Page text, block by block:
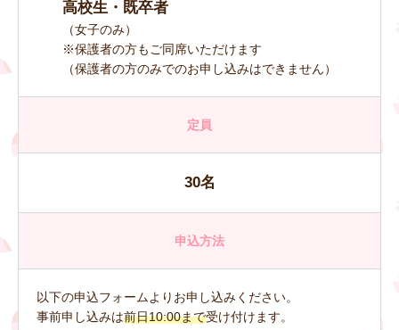
高校生・既卒者
（女子のみ）
※保護者の方もご同席いただけます
（保護者の方のみでのお申し込みはできません）
定員
30名
申込方法
以下の申込フォームよりお申し込みください。
事前申し込みは前日10:00まで受け付けます。